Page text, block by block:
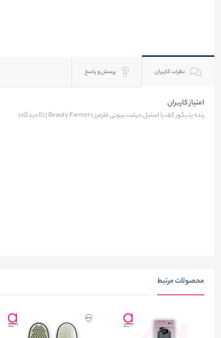
نظرات کاربران پرسش و پاسخ
امتیاز کاربران
رنده پدیکور کف پا استیل درشت بیوتی فارمرز Beauty Farmers | (0 دیدگاه)
محصولات مرتبط